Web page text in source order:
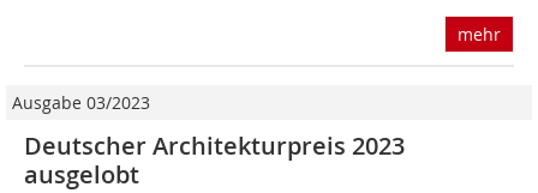
mehr
Ausgabe 03/2023
Deutscher Architekturpreis 2023
ausgelobt